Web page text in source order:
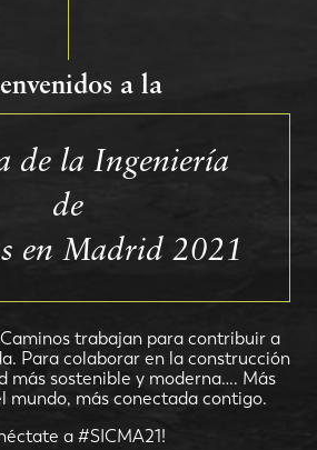
a la
de la Ingeniería
de
en Madrid 2021
trabajan para contribuir a
Para colaborar en la construcción
más sostenible y moderna…. Más
mundo, más conectada contigo.
a #SICMA21!